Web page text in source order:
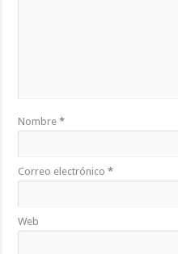
Nombre*
Correo electrónico*
Web